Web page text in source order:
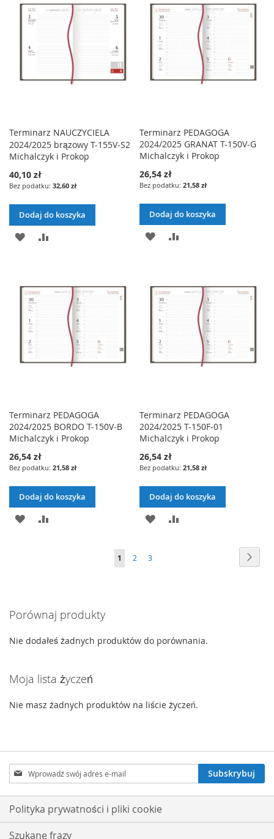
ŻYCZEŃ
ŻYCZEŃ
Terminarz NAUCZYCIELA
2024/2025 brązowy T-155V-S2
Michalczyk i Prokop
40,10 zł
32,60 zł
Dodaj do koszyka
DODAJ
ŻYCZEŃ
Terminarz PEDAGOGA
2024/2025 GRANAT T-150V-G
Michalczyk i Prokop
26,54 zł
21,58 zł
Dodaj do koszyka
DODAJ
ŻYCZEŃ
Terminarz PEDAGOGA
2024/2025 BORDO T-150V-B
Michalczyk i Prokop
26,54 zł
21,58 zł
Dodaj do koszyka
DODAJ
Terminarz PEDAGOGA
2024/2025 T-150F-01
Michalczyk i Prokop
26,54 zł
21,58 zł
Dodaj do koszyka
DODAJ
Aktualnie
1 Strona
2 Strona
3
Porównaj produkty
Nie dodałeś żadnych produktów do porównania.
Moja lista życzeń
Nie masz żadnych produktów na liście życzeń.
Subskrybuj
nasz
newsletter:
Subskrybuj
Polityka prywatności i pliki cookie
Szukane frazy